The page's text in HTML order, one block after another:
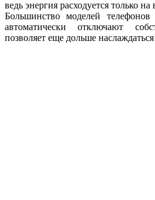
ведь энергия расходуется только на
Большинство моделей
автоматически отключают
позволяет еще дольше